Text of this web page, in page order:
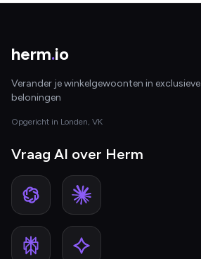
herm.io
Verander je winkelgewoonten in exclusieve
beloningen
Opgericht in Londen, VK
Vraag AI over Herm